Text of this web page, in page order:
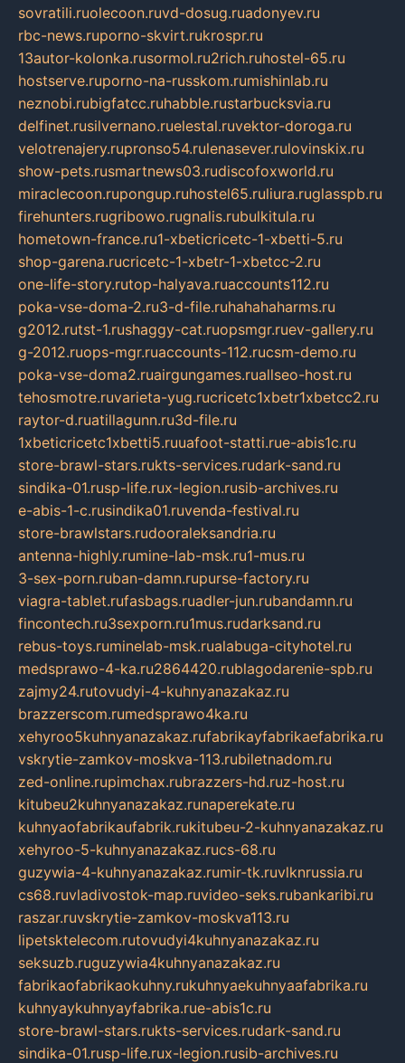
sovratili.ruolecoon.ruvd-dosug.ruadonyev.ru
rbc-news.ruporno-skvirt.rukrospr.ru
13autor-kolonka.rusormol.ru2rich.ruhostel-65.ru
hostserve.ruporno-na-russkom.rumishinlab.ru
neznobi.rubigfatcc.ruhabble.rustarbucksvia.ru
delfinet.rusilvernano.ruelestal.ruvektor-doroga.ru
velotrenajery.rupronso54.rulenasever.rulovinskix.ru
show-pets.rusmartnews03.rudiscofoxworld.ru
miraclecoon.rupongup.ruhostel65.ruliura.ruglasspb.ru
firehunters.rugribowo.rugnalis.rubulkitula.ru
hometown-france.ru1-xbeticricetc-1-xbetti-5.ru
shop-garena.rucricetc-1-xbetr-1-xbetcc-2.ru
one-life-story.rutop-halyava.ruaccounts112.ru
poka-vse-doma-2.ru3-d-file.ruhahahaharms.ru
g2012.rutst-1.rushaggy-cat.ruopsmgr.ruev-gallery.ru
g-2012.ruops-mgr.ruaccounts-112.rucsm-demo.ru
poka-vse-doma2.ruairgungames.ruallseo-host.ru
tehosmotre.ruvarieta-yug.rucricetc1xbetr1xbetcc2.ru
raytor-d.ruatillagunn.ru3d-file.ru
1xbeticricetc1xbetti5.ruuafoot-statti.rue-abis1c.ru
store-brawl-stars.rukts-services.rudark-sand.ru
sindika-01.rusp-life.rux-legion.rusib-archives.ru
e-abis-1-c.rusindika01.ruvenda-festival.ru
store-brawlstars.rudooraleksandria.ru
antenna-highly.rumine-lab-msk.ru1-mus.ru
3-sex-porn.ruban-damn.rupurse-factory.ru
viagra-tablet.rufasbags.ruadler-jun.rubandamn.ru
fincontech.ru3sexporn.ru1mus.rudarksand.ru
rebus-toys.ruminelab-msk.rualabuga-cityhotel.ru
medsprawo-4-ka.ru2864420.rublagodarenie-spb.ru
zajmy24.rutovudyi-4-kuhnyanazakaz.ru
brazzerscom.rumedsprawo4ka.ru
xehyroo5kuhnyanazakaz.rufabrikayfabrikaefabrika.ru
vskrytie-zamkov-moskva-113.rubiletnadom.ru
zed-online.rupimchax.rubrazzers-hd.ruz-host.ru
kitubeu2kuhnyanazakaz.runaperekate.ru
kuhnyaofabrikaufabrik.rukitubeu-2-kuhnyanazakaz.ru
xehyroo-5-kuhnyanazakaz.rucs-68.ru
guzywia-4-kuhnyanazakaz.rumir-tk.ruvlknrussia.ru
cs68.ruvladivostok-map.ruvideo-seks.rubankaribi.ru
raszar.ruvskrytie-zamkov-moskva113.ru
lipetsktelecom.rutovudyi4kuhnyanazakaz.ru
seksuzb.ruguzywia4kuhnyanazakaz.ru
fabrikaofabrikaokuhny.rukuhnyaekuhnyaafabrika.ru
kuhnyaykuhnyayfabrika.rue-abis1c.ru
store-brawl-stars.rukts-services.rudark-sand.ru
sindika-01.rusp-life.rux-legion.rusib-archives.ru